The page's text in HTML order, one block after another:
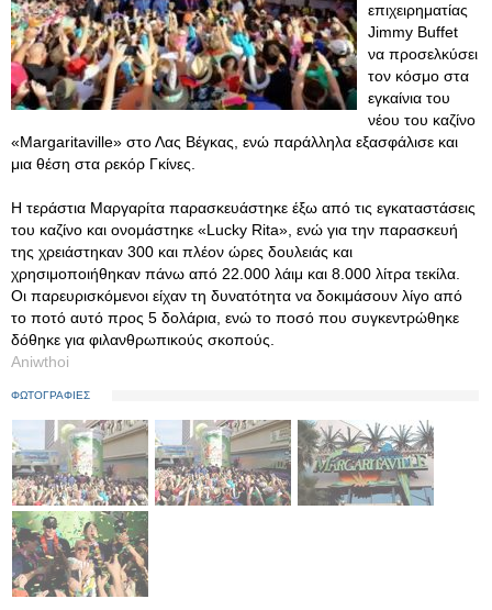
επιχειρηματίας
Jimmy Buffet
να προσελκύσει
τον κόσμο στα
εγκαίνια του
νέου του καζίνο
«Margaritaville» στο Λας Βέγκας, ενώ παράλληλα εξασφάλισε και
μια θέση στα ρεκόρ Γκίνες.
Η τεράστια Μαργαρίτα παρασκευάστηκε έξω από τις εγκαταστάσεις
του καζίνο και ονομάστηκε «Lucky Rita», ενώ για την παρασκευή
της χρειάστηκαν 300 και πλέον ώρες δουλειάς και
χρησιμοποιήθηκαν πάνω από 22.000 λάιμ και 8.000 λίτρα τεκίλα.
Οι παρευρισκόμενοι είχαν τη δυνατότητα να δοκιμάσουν λίγο από
το ποτό αυτό προς 5 δολάρια, ενώ το ποσό που συγκεντρώθηκε
δόθηκε για φιλανθρωπικούς σκοπούς.
Aniwthoi
ΦΩΤΟΓΡΑΦΙΕΣ